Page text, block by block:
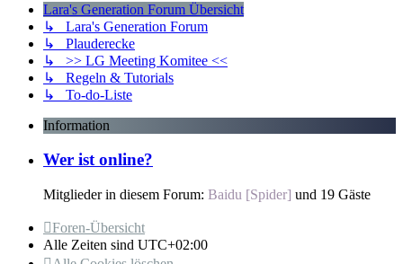
Lara's Generation Forum Übersicht
↳ Lara's Generation Forum
↳ Plauderecke
↳ >> LG Meeting Komitee <<
↳ Regeln & Tutorials
↳ To-do-Liste
Information
Wer ist online?
Mitglieder in diesem Forum: Baidu [Spider] und 19 Gäste
Foren-Übersicht
Alle Zeiten sind UTC+02:00